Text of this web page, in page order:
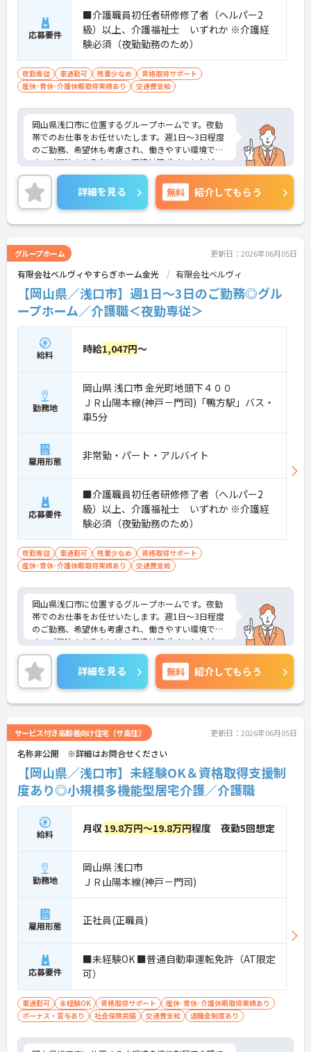
応募要件
■介護職員初任者研修修了者（ヘルパー2
級）以上、介護福祉士 いずれか ※介護経
験必須（夜勤勤務のため）
夜勤専従 車通勤可 残業少なめ
資格取得サポート
産休･育休･介護休暇取得実績あり
交通費支給
岡山県浅口市に位置するグループホームです。夜勤
帯でのお仕事をお任せいたします。週1日～3日程度
のご勤務、希望休も考慮され、働きやすい環境で
す。ご興味のある方には、面接対策ポイントなど、
さらに詳細をお話しいたしますのでお気軽にご相談
ください！
詳細を見る 無料 紹介してもらう
グループホーム 更新日：2026年06月05日
有限会社ベルヴィやすらぎホーム金光 有限会社ベルヴィ
【岡山県／浅口市】週1日～3日のご勤務◎グル
ープホーム／介護職＜夜勤専従＞
給料 時給1,047円～
勤務地
岡山県 浅口市 金光町地頭下４００
ＪＲ山陽本線(神戸－門司)「鴨方駅」バス・
車5分
雇用形態 非常勤・パート・アルバイト
応募要件
■介護職員初任者研修修了者（ヘルパー2
級）以上、介護福祉士 いずれか ※介護経
験必須（夜勤勤務のため）
夜勤専従 車通勤可 残業少なめ
資格取得サポート
産休･育休･介護休暇取得実績あり
交通費支給
岡山県浅口市に位置するグループホームです。夜勤
帯でのお仕事をお任せいたします。週1日～3日程度
のご勤務、希望休も考慮され、働きやすい環境で
す。ご興味のある方には、面接対策ポイントなど、
さらに詳細をお話しいたしますのでお気軽にご相談
ください！
詳細を見る 無料 紹介してもらう
サービス付き高齢者向け住宅（サ高住） 更新日：2026年06月05日
名称非公開 ※詳細はお問合せください
【岡山県／浅口市】未経験OK＆資格取得支援制
度あり◎小規模多機能型居宅介護／介護職
給料 月収 19.8万円～19.8万円程度 夜勤5回想定
勤務地
岡山県 浅口市
ＪＲ山陽本線(神戸－門司)
雇用形態 正社員(正職員)
応募要件
■未経験OK ■普通自動車運転免許（AT限定
可）
車通勤可 未経験OK 資格取得サポート
産休･育休･介護休暇取得実績あり
ボーナス・賞与あり
社会保険完備 交通費支給 退職金制度あり